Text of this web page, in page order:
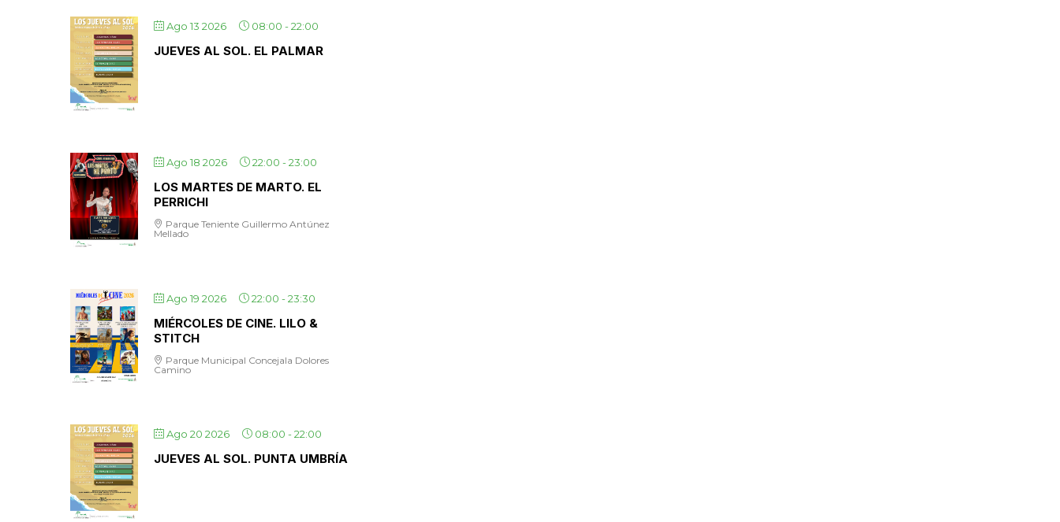
Ago 13 2026 08:00 -22:00
JUEVES AL SOL. EL PALMAR
Ago 18 2026 22:00 -23:00
LOS MARTES DE MARTO. EL
PERRICHI
Parque Teniente Guillermo Antúnez
Mellado
Ago 19 2026 22:00 -23:30
MIÉRCOLES DE CINE. LILO &
STITCH
Parque Municipal Concejala Dolores
Camino
Ago 20 2026 08:00 -22:00
JUEVES AL SOL. PUNTA UMBRÍA